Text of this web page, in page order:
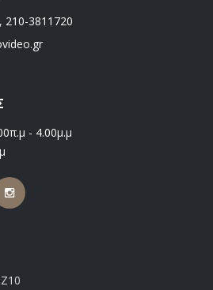
, 210-3811720
- 4.00μ.μ